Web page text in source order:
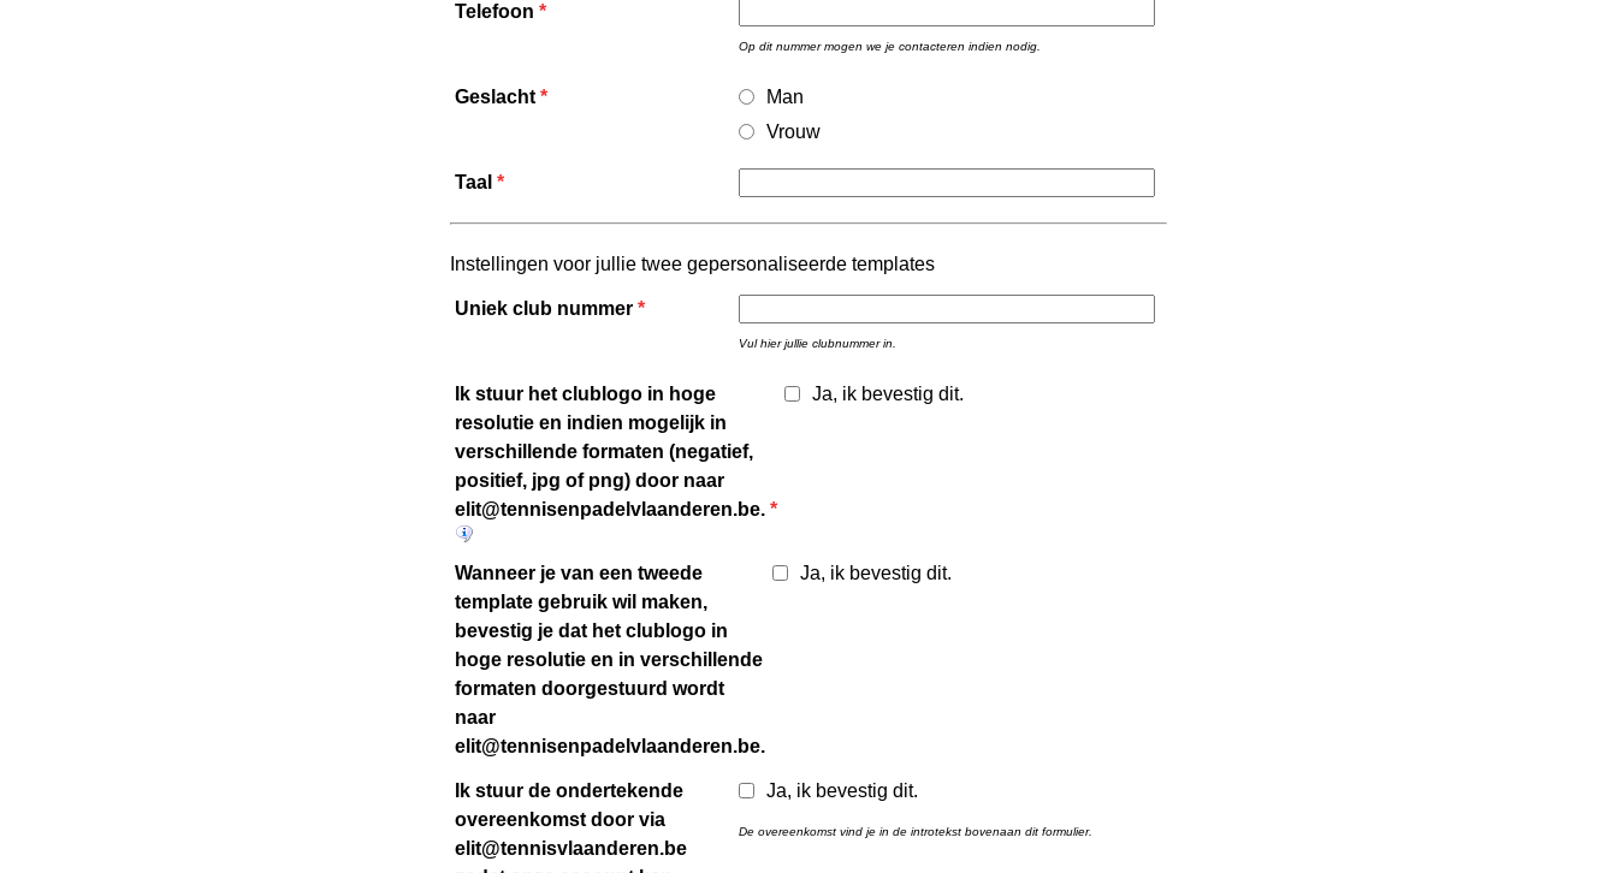
Telefoon *
Op dit nummer mogen we je contacteren indien nodig.
Geslacht *
Man
Vrouw
Taal *
Instellingen voor jullie twee gepersonaliseerde templates
Uniek club nummer *
Vul hier jullie clubnummer in.
Ik stuur het clublogo in hoge
resolutie en indien mogelijk in
verschillende formaten (negatief,
positief, jpg of png) door naar
elit@tennisenpadelvlaanderen.be. *
Ja, ik bevestig dit.
Wanneer je van een tweede
template gebruik wil maken,
bevestig je dat het clublogo in
hoge resolutie en in verschillende
formaten doorgestuurd wordt
naar
elit@tennisenpadelvlaanderen.be.
Ja, ik bevestig dit.
Ik stuur de ondertekende
overeenkomst door via
elit@tennisvlaanderen.be
Ja, ik bevestig dit.
De overeenkomst vind je in de introtekst bovenaan dit formulier.